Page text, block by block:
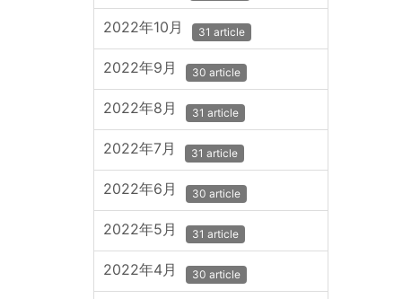
2022年10月 31 article
2022年9月 30 article
2022年8月 31 article
2022年7月 31 article
2022年6月 30 article
2022年5月 31 article
2022年4月 30 article